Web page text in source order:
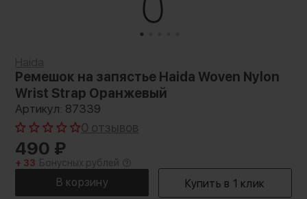
Ремешок на запястье Haida Woven Nylon
Wrist Strap Оранжевый
Артикул: 87339
0 отзывов
490 ₽
+ 33 Бонусных рублей